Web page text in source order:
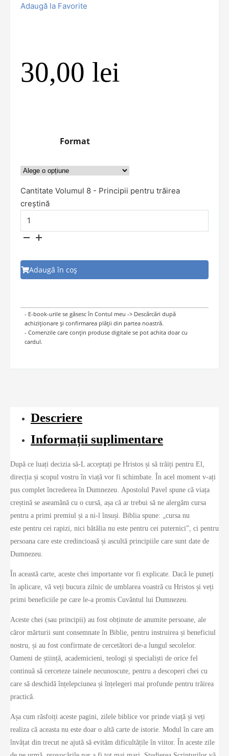
Adaugă la Favorite
30,00 lei
Format
Cantitate Volumul 8 - Principii pentru trăirea
creștină
Adaugă în coș
- E-book-urile se găsesc în Contul meu -> Descărcări după
achiziționare și confirmarea plății din partea noastră.
- Comenzile care conțin produse digitale se pot achita doar cu
cardul.
Descriere
Informații suplimentare
După ce luați decizia să-L acceptați pe Hristos și să trăiți pentru El,
direcția și scopul vostru în viață vor fi schimbate. În acel moment v-ați
pus complet încrederea în Dumnezeu. Apostolul Pavel spune că viața
creștină se aseamănă cu o cursă, așa că ar trebui să ne alergăm cursa
pentru a primi premiul și a ni-l însuși. Biblia spune: „cursa nu
este pentru cei rapizi, nici bătălia nu este pentru cei puternici”, ci pentru
persoana care este credincioasă și ascultă principiile care sunt date de
Dumnezeu.
În această carte, aceste chei importante vor fi explicate. Dacă le puneți
în aplicare, vă veți bucura zilnic de umblarea voastră cu Hristos și veți
primi beneficiile pe care le-a promis Cuvântul lui Dumnezeu.
Aceste chei (sau principii) au fost obținute de anumite persoane, ale
căror mărturii sunt consemnate în Biblie, pentru instruirea și beneficiul
nostru, și au fost confirmate de cercetători de-a lungul secolelor.
Oameni de știință, academicieni, teologi și specialiști de orice fel
continuă să cerceteze tainele necunoscute, pentru a descoperi chei cu
care să deschidă înțelepciunea și înțelegeri mai profunde pentru trăirea
practică.
Așa cum răsfoiți aceste pagini, zilele biblice vor prinde viață și veți
realiza că aceasta nu este doar o altă carte de istorie. Modul în care am
învățat din trecut ne ajută să evităm dificultățile în viitor. În aceste zile